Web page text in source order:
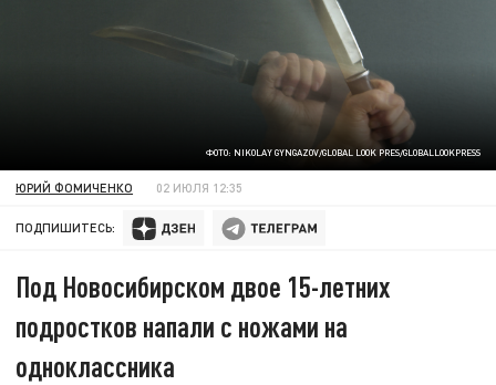
ФОТО: NIKOLAY GYNGAZOV/GLOBAL LOOK PRES/GLOBALLOOKPRESS
ЮРИЙ ФОМИЧЕНКО 02 ИЮЛЯ 12:35
ПОДПИШИТЕСЬ:
Под Новосибирском двое 15-летних
подростков напали с ножами на
одноклассника